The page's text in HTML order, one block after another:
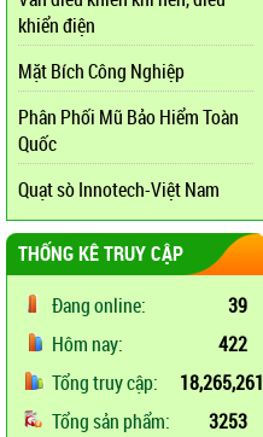
khiển điện
Mặt Bích Công Nghiệp
Phân Phối Mũ Bảo Hiểm Toàn
Quốc
Quạt sò Innotech-Việt Nam
THỐNG KÊ TRUY CẬP
Đang online:
39
Hôm nay:
422
Tổng truy cập:
18,265,261
Tổng sản phẩm:
3253